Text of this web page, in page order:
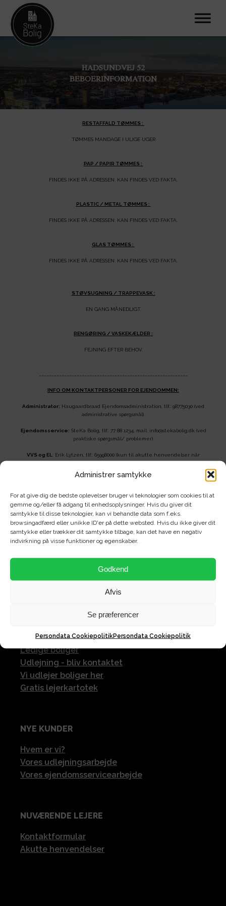
Administrer samtykke
For at give dig de bedste oplevelser bruger vi teknologier som cookies til at
gemme og/eller få adgang til enhedsoplysninger. Hvis du giver dit
samtykke til disse teknologier, kan vi behandle data som f.eks.
browsingadfærd eller unikke ID'er på dette websted. Hvis du ikke giver dit
samtykke eller trækker dit samtykke tilbage, kan det have en negativ
indvirkning på visse funktioner og egenskaber.
Godkend
Afvis
Se præferencer
Persondata CookiepolitikPersondata Cookiepolitik
HADSUNDVEJ 52
BEBOERINFORMATION
RESTAFFALD TØMMES :
TØMMES MANDAGE I ULIGE UGER
PAP / PAPIR TØMMES :
FINDES IKKE PÅ ADRESSEN. KAN FINDES VED FAKTA.
PLASTIC / METAL TØMMES :
FINDES IKKE PÅ ADRESSEN. KAN FINDES VED FAKTA.
GLAS TØMMES :
FINDES IKKE PÅ ADRESSEN. KAN FINDES VED FAKTA.
STØVSUGNING / TRAPPEVASK :
ÉN GANG MÅNEDLIGT.
RENGØRING / VASKEKÆLDER :
FEJNING EFTER BEHOV.
INFO OM KONTAKTPERSONER FOR EJENDOMMEN:
Administrator: Haugaardbraad Ejendomsadministration, tlf.: 98775030 (ved
administrative spørgsmål).
Ejendomsservice: SteKa Bolig, tlf.: 77 88 1234, mail: info@stekabolig.dk (ved
praktiske spørgsmål/ problemer).
VVS og EL
: Erik Lytzen, tlf.: 65998000 (kun til akutte henvendelser når
Haugaardbraad og SteKa Bolig ikke kan træffes).
: Borgen Kloakservice, tlf.: 51708022 (kun til akutte henvendelser når
Ledige boliger
Udlejning - bliv kontaktet
Vi udlejer boliger her
Gratis lejerkartotek
NYE KUNDER
Hvem er vi?
Vores udlejningsarbejde
Vores ejendomsservicearbejde
NUVÆRENDE LEJERE
Kontaktformular
Akutte henvendelser